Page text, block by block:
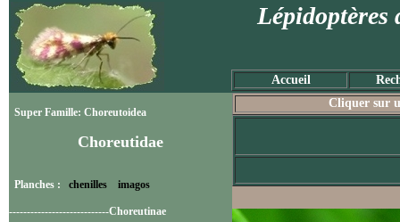
Lépidoptères
Accueil
Super Famille: Choreutoidea
Choreutidae
Planches : chenilles imagos
----------------------------Choreutinae
Cliquer sur